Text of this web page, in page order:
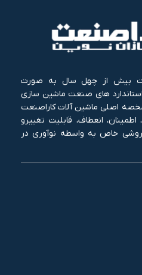
بیش از چهل سال به صورت
های صنعت ماشین سازی
اصلی ماشین آلات کاراصنعت
انعطاف، قابلیت تغییرو
خاص به واسطه نوآوری در